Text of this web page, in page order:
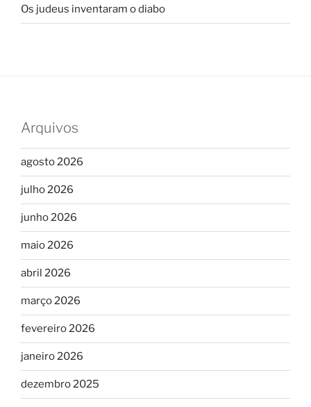
Os judeus inventaram o diabo
Arquivos
agosto 2026
julho 2026
junho 2026
maio 2026
abril 2026
março 2026
fevereiro 2026
janeiro 2026
dezembro 2025